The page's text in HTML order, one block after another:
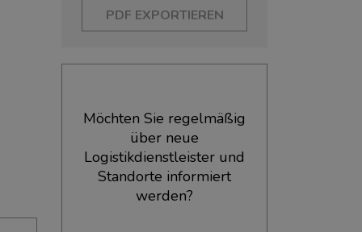
PDF EXPORTIEREN
Möchten Sie regelmäßig
über neue
Logistikdienstleister und
Standorte informiert
werden?